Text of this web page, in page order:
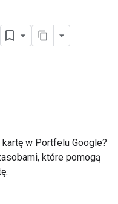
w Portfelu Google?
które pomogą